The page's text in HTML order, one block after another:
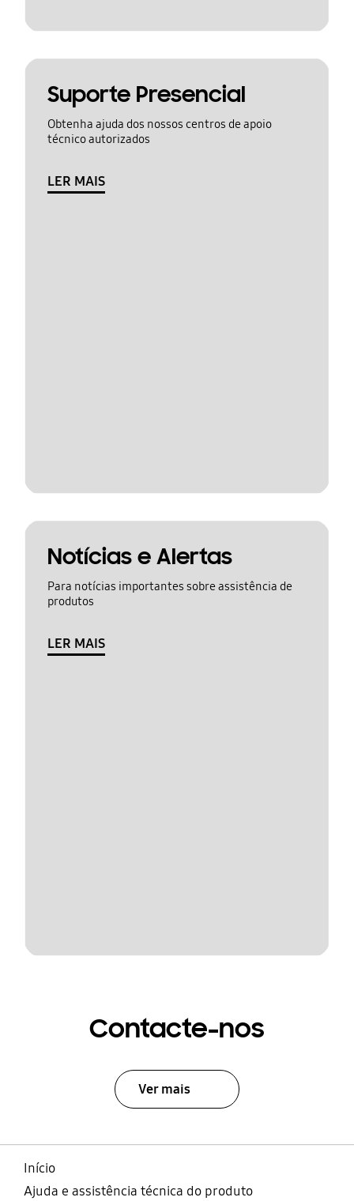
Suporte Presencial
Obtenha ajuda dos nossos centros de apoio
técnico autorizados
LER MAIS
Notícias e Alertas
Para notícias importantes sobre assistência de
produtos
LER MAIS
Contacte-nos
Ver mais
Início
Ajuda e assistência técnica do produto